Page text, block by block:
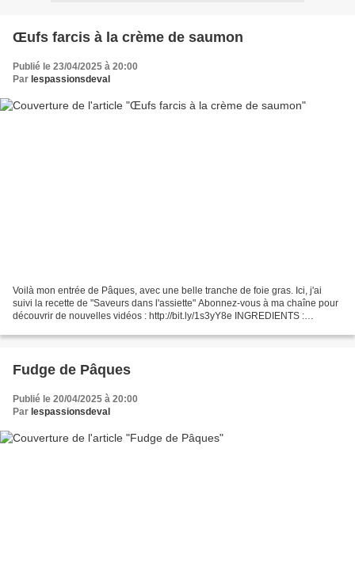
Œufs farcis à la crème de saumon
Publié le 23/04/2025 à 20:00
Par lespassionsdeval
Voilà mon entrée de Pâques, avec une belle tranche de foie gras. Ici, j'ai
suivi la recette de "Saveurs dans l'assiette" Abonnez-vous à ma chaîne pour
découvrir de nouvelles vidéos : http://bit.ly/1s3yY8e INGREDIENTS :
Fudge de Pâques
Publié le 20/04/2025 à 20:00
Par lespassionsdeval